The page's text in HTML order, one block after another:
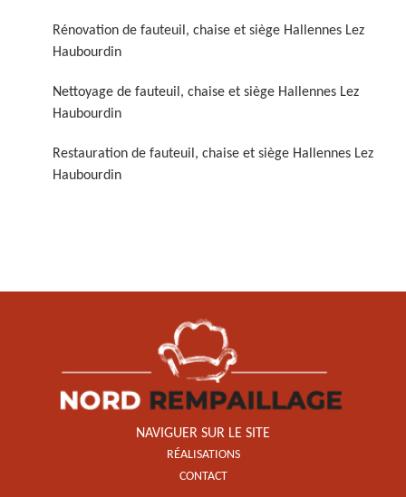
chaise et siège 59
Rénovation de fauteuil, chaise et siège Hallennes Lez
Haubourdin
Nettoyage de fauteuil, chaise et siège Hallennes Lez
Haubourdin
Restauration de fauteuil, chaise et siège Hallennes Lez
Haubourdin
NAVIGUER SUR LE SITE
RÉALISATIONS
CONTACT